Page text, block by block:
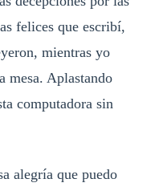
felices que escribí,
mientras yo
mesa. Aplastando
computadora sin
alegría que puedo